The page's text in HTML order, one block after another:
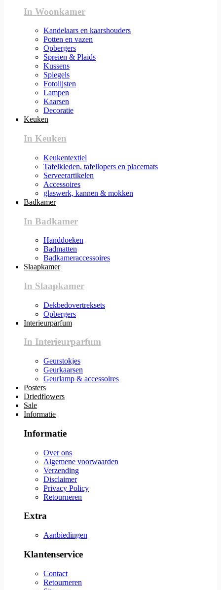
In Woonkamer
Kandelaars en kaarshouders
Potten en vazen
Opbergers
Spreien & Plaids
Kussens
Spiegels
Fotolijsten
Lampen
Kaarsen
Decoratie
Keuken
In Keuken
Keukentextiel
Tafelkleden, tafellopers en placemats
Serveerartikelen
Accessoires
glaswerk, kannen & mokken
Badkamer
In Badkamer
Handdoeken
Badmatten
Badkameraccessoires
Slaapkamer
In Slaapkamer
Dekbedovertreksets
Opbergers
Interieurparfum
In Interieurparfum
Geurstokjes
Geurkaarsen
Geurlamp & accessoires
Posters
Driedflowers
Sale
Informatie
Informatie
Over ons
Algemene voorwaarden
Verzending
Disclaimer
Privacy Policy
Retourneren
Extra
Aanbiedingen
Klantenservice
Contact
Retourneren